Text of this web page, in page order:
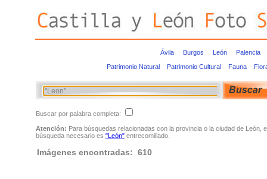
Ávila Burgos León
Palencia
Patrimonio Natural
Patrimonio Cultural Fauna
Buscar por palabra completa:
Atención: Para búsquedas relacionadas con la provincia o la ciudad de León,
búsqueda necesario es "León" entrecomillado.
Imágenes encontradas: 610